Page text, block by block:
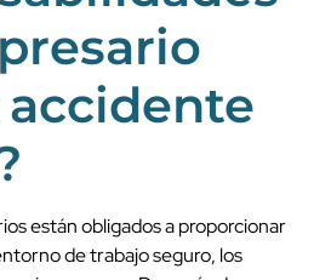
están obligados a proporcionar
de trabajo seguro, los